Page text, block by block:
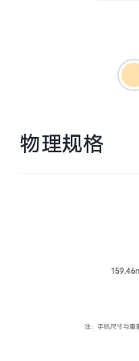
vivo WATCH 2
vivo WATCH
物理规格